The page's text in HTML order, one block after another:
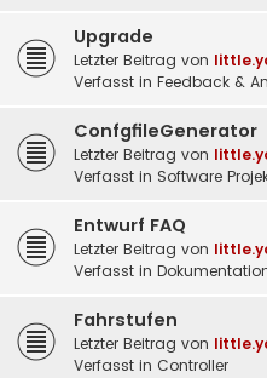
Upgrade
Letzter Beitrag von
Verfasst in Feedback &
ConfgfileGenerator
Letzter Beitrag von
Verfasst in Software
Entwurf FAQ
Letzter Beitrag von
Verfasst in
Fahrstufen
Letzter Beitrag von
Verfasst in Controller